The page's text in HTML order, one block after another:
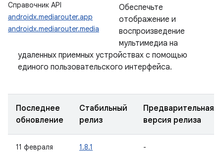
Справочник API
androidx.mediarouter.app
androidx.mediarouter.media
Обеспечьте
отображение и
воспроизведение
мультимедиа на
удаленных приемных устройствах с помощью
единого пользовательского интерфейса.
Последнее
обновление
Стабильный
релиз
Предварительная
версия релиза
11 февраля
1.8.1 -